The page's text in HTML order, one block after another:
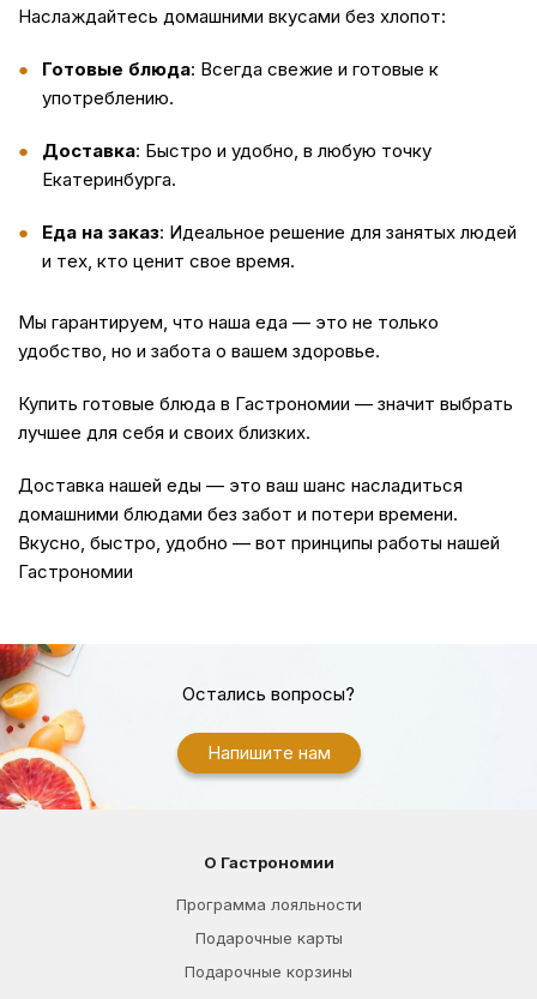
Наслаждайтесь домашними вкусами без хлопот:
Готовые блюда: Всегда свежие и готовые к
употреблению.
Доставка: Быстро и удобно, в любую точку
Екатеринбурга.
Еда на заказ: Идеальное решение для занятых людей
и тех, кто ценит свое время.
Мы гарантируем, что наша еда — это не только
удобство, но и забота о вашем здоровье.
Купить готовые блюда в Гастрономии — значит выбрать
лучшее для себя и своих близких.
Доставка нашей еды — это ваш шанс насладиться
домашними блюдами без забот и потери времени.
Вкусно, быстро, удобно — вот принципы работы нашей
Гастрономии
Остались вопросы?
Напишите нам
О Гастрономии
Программа лояльности
Подарочные карты
Подарочные корзины